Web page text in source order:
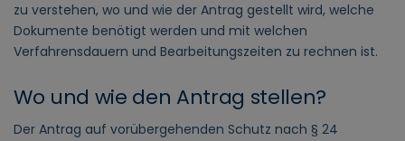
zu verstehen, wo und wie der Antrag gestellt wird, welche
Dokumente benötigt werden und mit welchen
Verfahrensdauern und Bearbeitungszeiten zu rechnen ist.
Wo und wie den Antrag stellen?
Der Antrag auf vorübergehenden Schutz nach § 24